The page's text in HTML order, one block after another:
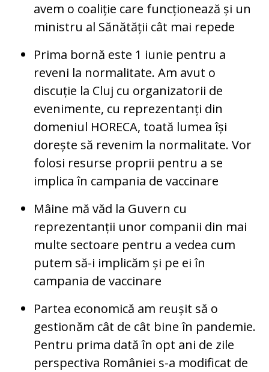
avem o coaliție care funcționează și un
ministru al Sănătății cât mai repede
Prima bornă este 1 iunie pentru a
reveni la normalitate. Am avut o
discuție la Cluj cu organizatorii de
evenimente, cu reprezentanți din
domeniul HORECA, toată lumea își
dorește să revenim la normalitate. Vor
folosi resurse proprii pentru a se
implica în campania de vaccinare
Mâine mă văd la Guvern cu
reprezentanții unor companii din mai
multe sectoare pentru a vedea cum
putem să-i implicăm și pe ei în
campania de vaccinare
Partea economică am reușit să o
gestionăm cât de cât bine în pandemie.
Pentru prima dată în opt ani de zile
perspectiva României s-a modificat de